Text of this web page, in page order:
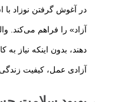
در آغوش گرفتن نوزاد
آزاد» را فراهم می‌کند.
دهند، بدون اینکه نیاز
آزادی عمل، کیفیت